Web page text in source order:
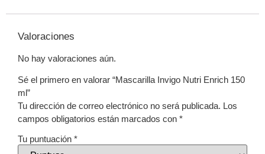
Valoraciones
No hay valoraciones aún.
Sé el primero en valorar “Mascarilla Invigo Nutri Enrich 150
ml”
Tu dirección de correo electrónico no será publicada. Los
campos obligatorios están marcados con *
Tu puntuación *